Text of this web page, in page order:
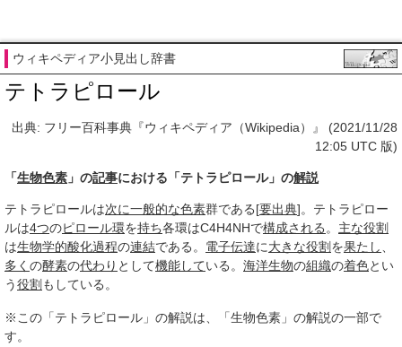
ウィキペディア小見出し辞書
テトラピロール
出典: フリー百科事典『ウィキペディア（Wikipedia）』 (2021/11/28
12:05 UTC 版)
「生物色素 」の記事における「テトラピロール」の解説
テトラピロールは次に一般的な色素群である[要出典]。テトラピロー
ルは4つのピロール環を持ち各環はC4H4NHで構成される 。 主な役割
は生物学的酸化過程の連結である。 電子伝達に大きな役割 を果たし
多く の酵素の代わり として機能している。 海洋生物の組織の着色とい
う役割 もしている。
※この「テトラピロール」の解説は、「生物色素」の解説の一部で
す。